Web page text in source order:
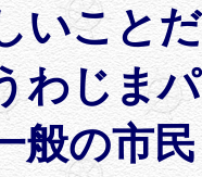
いこと
わじま
般の市